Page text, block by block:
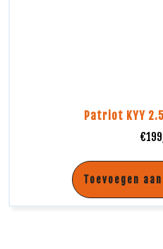
Patriot KYY
€
Toevoegen